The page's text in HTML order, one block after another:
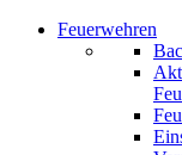
Feuerwehren